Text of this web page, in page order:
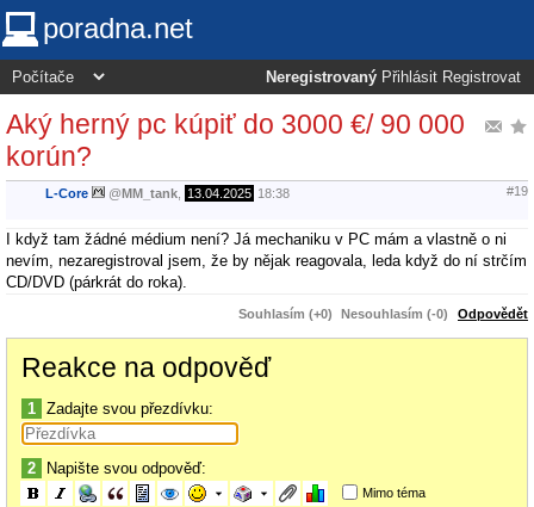
poradna.net
Neregistrovaný Přihlásit Registrovat
Aký herný pc kúpiť do 3000 €/ 90 000
korún?
L-Core @MM_tank 13.04.2025 18:38 #19
I když tam žádné médium není? Já mechaniku v PC mám a vlastně o ni
nevím, nezaregistroval jsem, že by nějak reagovala, leda když do ní strčím
CD/DVD (párkrát do roka).
Souhlasím (+0) Nesouhlasím (-0) Odpovědět
Reakce na odpověď
1 Zadajte svou přezdívku:
2 Napište svou odpověď:
Mimo téma